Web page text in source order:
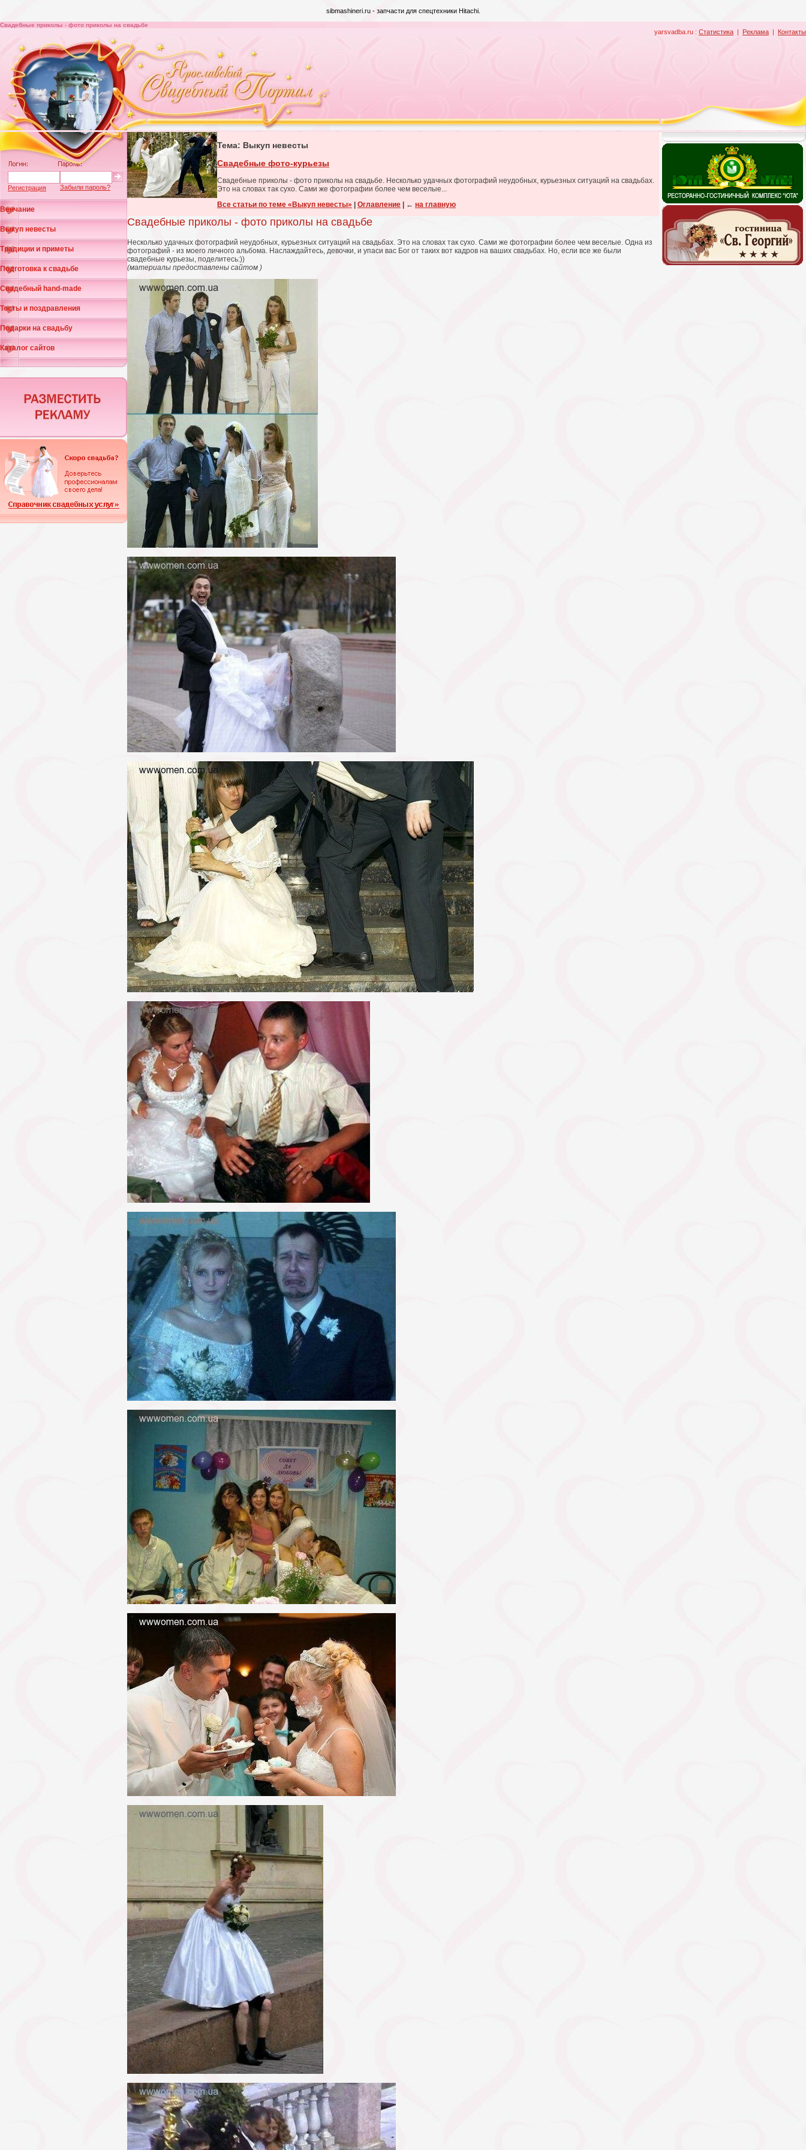
sibmashineri.ru - запчасти для спецтехники Hitachi.
yarsvadba.ru : Статистика | Реклама | Контакты
Cвадебные приколы - фото приколы на свадьбе
Регистрация Забыли пароль?
Венчание
Выкуп невесты
Традиции и приметы
Подготовка к свадьбе
Свадебный hand-made
Тосты и поздравления
Подарки на свадьбу
Каталог сайтов
Тема: Выкуп невесты
Свадебные фото-курьезы
Cвадебные приколы - фото приколы на свадьбе. Несколько удачных фотографий неудобных, курьезных ситуаций на свадьбах.
Это на словах так сухо. Сами же фотографии более чем веселые...
Все статьи по теме «Выкуп невесты»
Оглавление ← на главную
Свадебные приколы - фото приколы на свадьбе
Несколько удачных фотографий неудобных, курьезных ситуаций на свадьбах. Это на словах так сухо. Сами же фотографии более чем веселые. Одна из
фотографий - из моего личного альбома. Наслаждайтесь, девочки, и упаси вас Бог от таких вот кадров на ваших свадьбах. Но, если все же были
свадебные курьезы, поделитесь:))
(материалы предоставлены сайтом )